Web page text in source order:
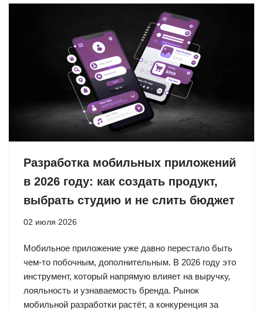
Разработка мобильных приложений
в 2026 году: как создать продукт,
выбрать студию и не слить бюджет
02 июля 2026
Мобильное приложение уже давно перестало быть
чем-то побочным, дополнительным. В 2026 году это
инструмент, который напрямую влияет на выручку,
лояльность и узнаваемость бренда. Рынок
мобильной разработки растёт, а конкуренция за